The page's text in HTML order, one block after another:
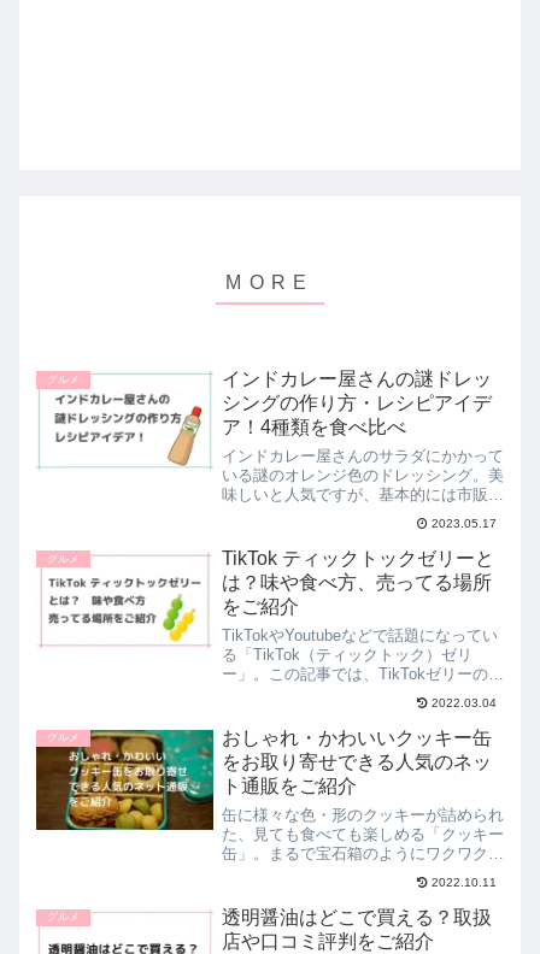
グルメ
インドカレー屋さんの謎ドレッ
シングの作り方・レシピアイデ
ア！4種類を食べ比べ
インドカレー屋さんのサラダにかかって
いる謎のオレンジ色のドレッシング。美
味しいと人気ですが、基本的には市販品
ではなく、各店舗オリジナルで作成した
ドレッシングが使用がされています。そ
んな中、リケンが「インドカレー屋さん
の謎ドレッシング」として...
2023.05.17
グルメ
TikTok ティックトックゼリーと
は？味や食べ方、売ってる場所
をご紹介
TikTokやYoutubeなどで話題になってい
る「TikTok（ティックトック）ゼリ
ー」。この記事では、TikTokゼリーの商
品概要や、気になる味、話題の食べ方
や、欲しいけどなかなか手に入らないと
いう方のために売っている場所をご紹介
してい...
2022.03.04
グルメ
おしゃれ・かわいいクッキー缶
をお取り寄せできる人気のネッ
ト通販をご紹介
缶に様々な色・形のクッキーが詰められ
た、見ても食べても楽しめる「クッキー
缶」。まるで宝石箱のようにワクワクさ
せてくれるクッキー缶は、クッキー好き
にはたまりませんよね。そこで、この記
事では定番の商品から、個人の作家さん
の商品までおしゃれ、かわ...
2022.10.11
グルメ
透明醤油はどこで買える？取扱
店や口コミ評判をご紹介